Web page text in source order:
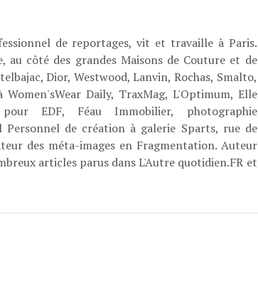
de reportages, vit et travaille à Paris.
au côté des grandes Maisons de Couture et de
Dior, Westwood, Lanvin, Rochas, Smalto,
Women'sWear Daily, TraxMag, L'Optimum, Elle
EDF, Féau Immobilier, photographie
Personnel de création à galerie Sparts, rue de
des méta-images en Fragmentation. Auteur
articles parus dans L'Autre quotidien.FR et